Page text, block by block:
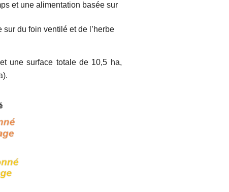
et une alimentation basée sur
du foin ventilé et de l’herbe
une surface totale de 10,5 ha,